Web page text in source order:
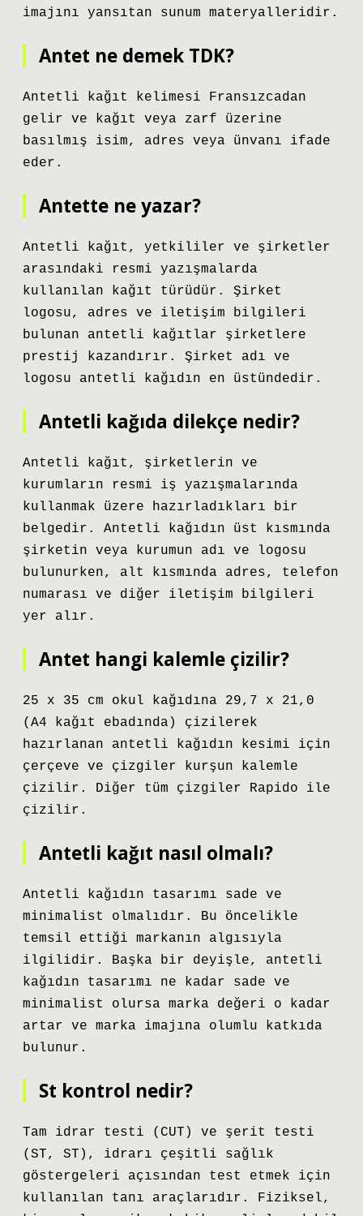
imajını yansıtan sunum materyalleridir.
Antet ne demek TDK?
Antetli kağıt kelimesi Fransızcadan
gelir ve kağıt veya zarf üzerine
basılmış isim, adres veya ünvanı ifade
eder.
Antette ne yazar?
Antetli kağıt, yetkililer ve şirketler
arasındaki resmi yazışmalarda
kullanılan kağıt türüdür. Şirket
logosu, adres ve iletişim bilgileri
bulunan antetli kağıtlar şirketlere
prestij kazandırır. Şirket adı ve
logosu antetli kağıdın en üstündedir.
Antetli kağıda dilekçe nedir?
Antetli kağıt, şirketlerin ve
kurumların resmi iş yazışmalarında
kullanmak üzere hazırladıkları bir
belgedir. Antetli kağıdın üst kısmında
şirketin veya kurumun adı ve logosu
bulunurken, alt kısmında adres, telefon
numarası ve diğer iletişim bilgileri
yer alır.
Antet hangi kalemle çizilir?
25 x 35 cm okul kağıdına 29,7 x 21,0
(A4 kağıt ebadında) çizilerek
hazırlanan antetli kağıdın kesimi için
çerçeve ve çizgiler kurşun kalemle
çizilir. Diğer tüm çizgiler Rapido ile
çizilir.
Antetli kağıt nasıl olmalı?
Antetli kağıdın tasarımı sade ve
minimalist olmalıdır. Bu öncelikle
temsil ettiği markanın algısıyla
ilgilidir. Başka bir deyişle, antetli
kağıdın tasarımı ne kadar sade ve
minimalist olursa marka değeri o kadar
artar ve marka imajına olumlu katkıda
bulunur.
St kontrol nedir?
Tam idrar testi (CUT) ve şerit testi
(ST, ST), idrarı çeşitli sağlık
göstergeleri açısından test etmek için
kullanılan tanı araçlarıdır. Fiziksel,